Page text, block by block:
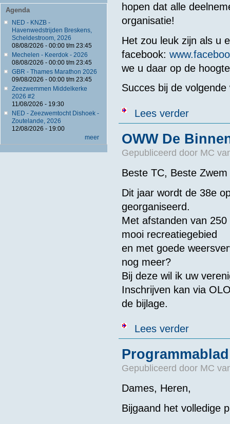
Agenda
NED - KNZB -
Havenwedstrijden Breskens,
Scheldestroom, 2026
08/08/2026 - 00:00t/m 23:45
Mechelen - Keerdok - 2026
08/08/2026 - 00:00t/m 23:45
GBR - Thames Marathon 2026
09/08/2026 - 00:00t/m 23:45
Zeezwemmen Middelkerke
2026 #2
11/08/2026 - 19:30
NED - Zeezwemtocht Dishoek -
Zoutelande, 2026
12/08/2026 - 19:00
meer
hopen dat alle
organisatie!
Het zou leuk zijn als u
facebook:
we u daar op de
Succes bij de
Lees verderover
OWW De
Gepubliceerd door MC
Beste TC, Beste
Dit jaar wordt de 38e
georganiseerd.
Met afstanden van
mooi recreatiegebied
en met goede
nog meer?
Bij deze wil ik uw
Inschrijven kan via
de bijlage.
Lees verderover OWW
Gepubliceerd door MC
Dames, Heren,
Bijgaand het volledige